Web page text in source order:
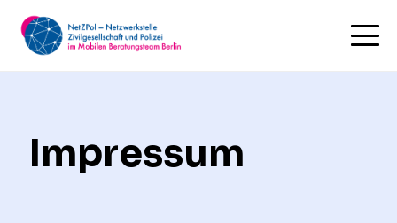
Impressum